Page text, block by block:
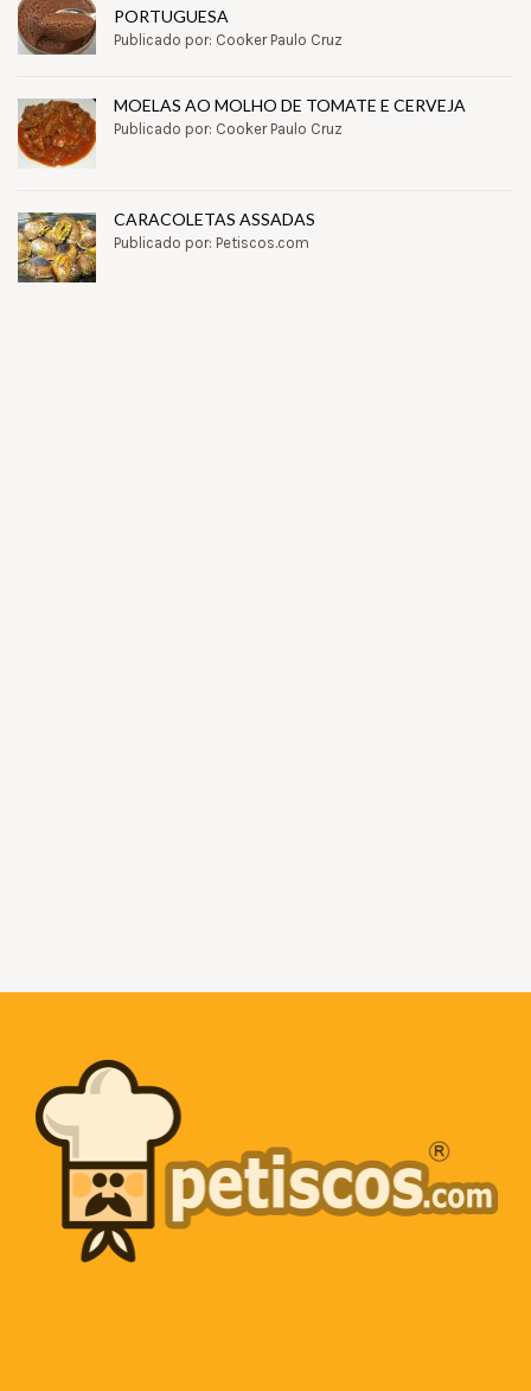
PORTUGUESA
Publicado por: Cooker Paulo Cruz
MOELAS AO MOLHO DE TOMATE E CERVEJA
Publicado por: Cooker Paulo Cruz
CARACOLETAS ASSADAS
Publicado por: Petiscos.com